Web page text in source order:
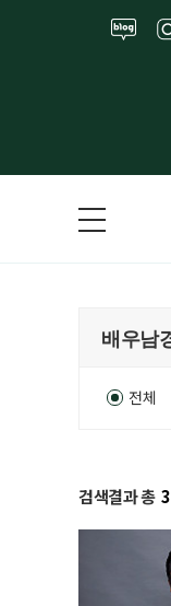
전체
검색결과 총 3